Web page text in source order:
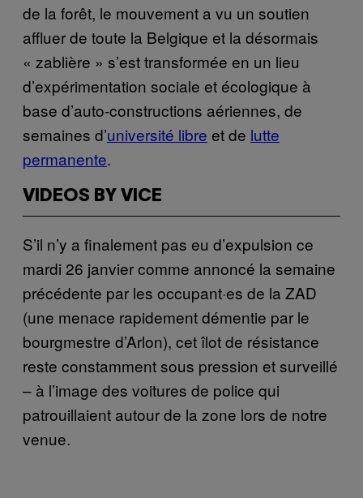
de la forêt, le mouvement a vu un soutien
affluer de toute la Belgique et la désormais
« zablière » s’est transformée en un lieu
d’expérimentation sociale et écologique à
base d’auto-constructions aériennes, de
semaines d’université libre et de lutte
permanente.
VIDEOS BY VICE
S’il n’y a finalement pas eu d’expulsion ce
mardi 26 janvier comme annoncé la semaine
précédente par les occupant·es de la ZAD
(une menace rapidement démentie par le
bourgmestre d’Arlon), cet îlot de résistance
reste constamment sous pression et surveillé
– à l’image des voitures de police qui
patrouillaient autour de la zone lors de notre
venue.